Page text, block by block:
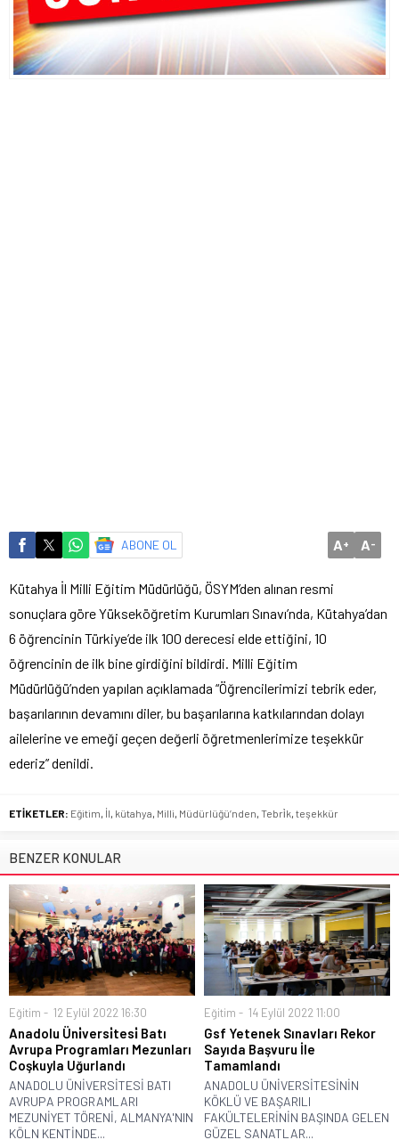
ABONE OL A+ A-
Kütahya İl Milli Eğitim Müdürlüğü, ÖSYM’den alınan resmi
sonuçlara göre Yükseköğretim Kurumları Sınavı’nda, Kütahya’dan
6 öğrencinin Türkiye’de ilk 100 derecesi elde ettiğini, 10
öğrencinin de ilk bine girdiğini bildirdi. Milli Eğitim
Müdürlüğü’nden yapılan açıklamada “Öğrencilerimizi tebrik eder,
başarılarının devamını diler, bu başarılarına katkılarından dolayı
ailelerine ve emeği geçen değerli öğretmenlerimize teşekkür
ederiz” denildi.
ETİKETLER: Eğitim İl kütahya Milli Müdürlüğü’nden Tebri̇k teşekkür
BENZER KONULAR
Eğitim 12 Eylül 2022 16:30
Anadolu Üni̇versi̇tesi̇ Batı
Avrupa Programları Mezunları
Coşkuyla Uğurlandı
ANADOLU ÜNİVERSİTESİ BATI
AVRUPA PROGRAMLARI
MEZUNİYET TÖRENİ, ALMANYA'NIN
KÖLN KENTİNDE...
Eğitim 14 Eylül 2022 11:00
Gsf Yetenek Sınavları Rekor
Sayıda Başvuru İle
Tamamlandı
ANADOLU ÜNİVERSİTESİNİN
KÖKLÜ VE BAŞARILI
FAKÜLTELERİNİN BAŞINDA GELEN
GÜZEL SANATLAR...